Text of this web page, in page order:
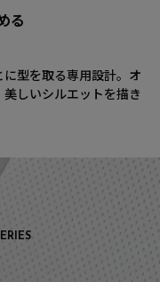
る
型を取る専用設計。オ
しいシルエットを描き